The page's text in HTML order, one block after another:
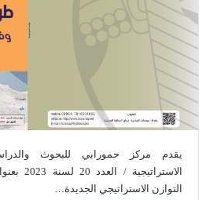
يقدم مركز حمورابي للبحوث
التوازن الاستراتيجي الجديدة…